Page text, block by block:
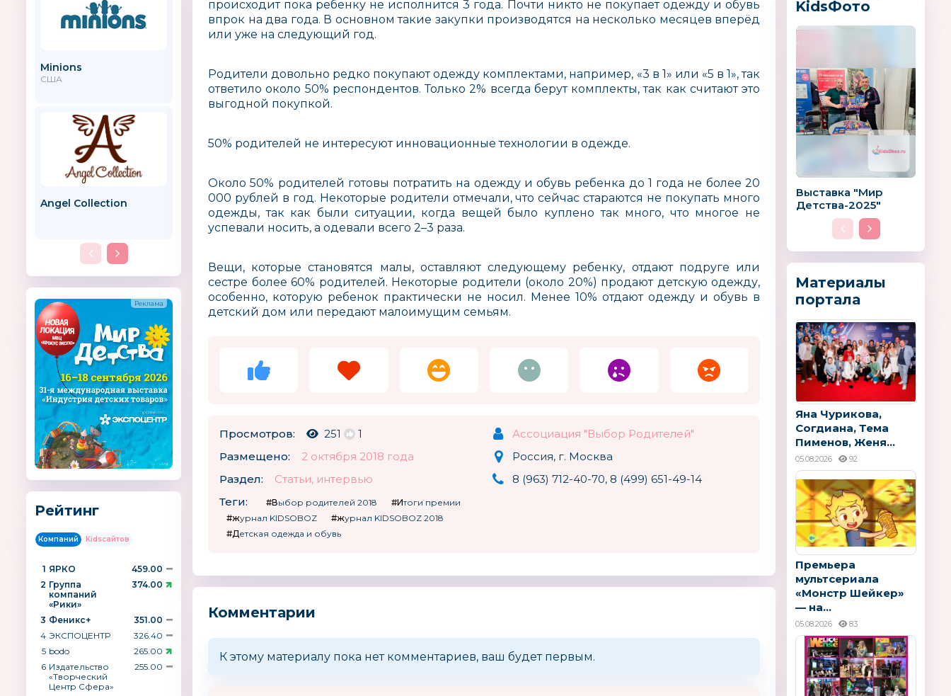
Minions
США
Angel Collection
AMOS
Mozateka
о Золотом Драконе
Россия
Esspero Baby Expert
Италия
Dave toy
ДАНИЯ
Rastar
Штучки, к
тянутся ручки
Дракоша
Рейтинг
Компаний Kidsсайтов
1 ЯРКО
459.00
2 Группа
компаний
«Рики»
374.00
3 Феникс+
351.00
4 ЭКСПОЦЕНТР
326.40
5 bodo
265.00
6 Издательство
«Творческий
Центр Сфера»
255.00
происходит пока ребенку не исполнится 3 года. Почти никто не покупает одежду и обувь
впрок на два года. В основном такие закупки производятся на несколько месяцев вперёд
или уже на следующий год.
Родители довольно редко покупают одежду комплектами, например, «3 в 1» или «5 в 1», так
ответило около 50% респондентов. Только 2% всегда берут комплекты, так как считают это
выгодной покупкой.
50% родителей не интересуют инновационные технологии в одежде.
Около 50% родителей готовы потратить на одежду и обувь ребенка до 1 года не более 20
000 рублей в год. Некоторые родители отмечали, что сейчас стараются не покупать много
одежды, так как были ситуации, когда вещей было куплено так много, что многое не
успевали носить, а одевали всего 2–3 раза.
Вещи, которые становятся малы, оставляют следующему ребенку, отдают подруге или
сестре более 60% родителей. Некоторые родители (около 20%) продают детскую одежду,
особенно, которую ребенок практически не носил. Менее 10% отдают одежду и обувь в
детский дом или передают малоимущим семьям.
Просмотров: 251
1
Размещено:
2 октября 2018 года
Раздел:
Статьи, интервью
Теги:
#Выбор родителей 2018
#Итоги премии
#журнал KIDSOBOZ
#журнал KIDSOBOZ 2018
#Детская одежда и обувь
Ассоциация "Выбор Родителей"
Россия, г. Москва
8 (963) 712-40-70, 8 (499) 651-49-14
Комментарии
К этому материалу пока нет комментариев, ваш будет первым.
KidsФото
Выставка "Мир
Детства-2025"
Материалы
портала
Яна Чурикова,
Согдиана, Тема
Пименов, Женя...
05.08.2026 92
Премьера
мультсериала
«Монстр Шейкер»
— на...
05.08.2026 83